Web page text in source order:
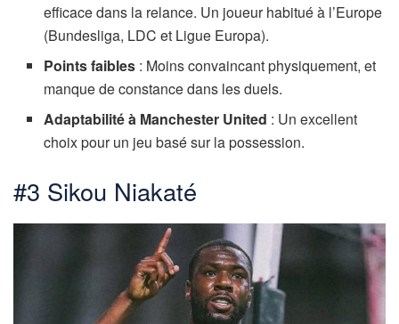
efficace dans la relance. Un joueur habitué à l’Europe
(Bundesliga, LDC et Ligue Europa).
Points faibles : Moins convaincant physiquement, et
manque de constance dans les duels.
Adaptabilité à Manchester United : Un excellent
choix pour un jeu basé sur la possession.
#3 Sikou Niakaté